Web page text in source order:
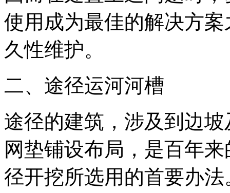
使用成为最佳的解决方
久性维护。
二、途径运河河槽
途径的建筑，涉及到边
网垫铺设布局，是百年
径开挖所选用的首要办